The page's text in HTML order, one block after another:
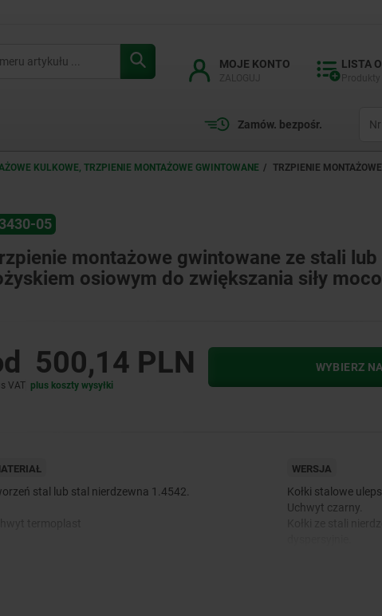
MOJE KONTO LISTA
Zamów. bezpośr.
KULKOWE, TRZPIENIE MONTAŻOWE GWINTOWANE
TRZPIENIE
05
montażowe gwintowane ze stali
osiowym do zwiększania siły
500,14 PLN
VAT plus koszty wysyłki
WYBIERZ
stal lub stal nierdzewna 1.4542.
WERSJA
Kołki stalowe
Uchwyt czarny.